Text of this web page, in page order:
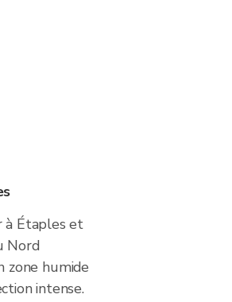
à Étaples et
Nord
zone humide
intense.